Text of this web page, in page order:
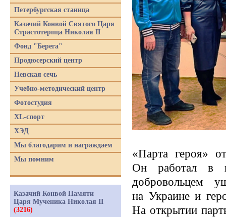
«Парта героя»
Он работал в
добровольцем
на Украине и
На открытии
Петербургская станица
Казачий Конвой Святого Царя
Страстотерпца Николая II
Фонд "Берега"
Продюсерский центр
Невская сечь
Учебно-методический центр
Фотостудия
XL-спорт
ХЭД
Мы благодарим и награждаем
Мы помним
Казачий Конвой Памяти
Царя Мученика Николая II
(3216)